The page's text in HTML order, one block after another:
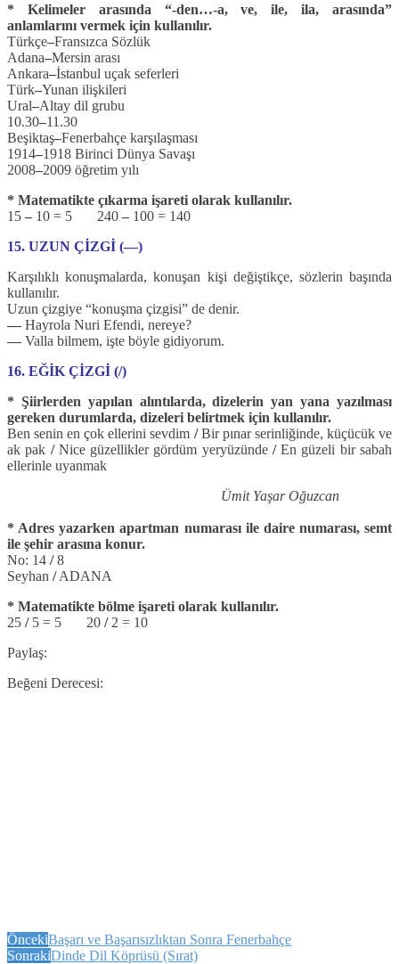
* Kelimeler arasında “-den…-a, ve, ile, ila, arasında”
anlamlarını vermek için kullanılır.
Türkçe–Fransızca Sözlük
Adana–Mersin arası
Ankara–İstanbul uçak seferleri
Türk–Yunan ilişkileri
Ural–Altay dil grubu
10.30–11.30
Beşiktaş–Fenerbahçe karşılaşması
1914–1918 Birinci Dünya Savaşı
2008–2009 öğretim yılı
* Matematikte çıkarma işareti olarak kullanılır.
15 – 10 = 5 240 – 100 = 140
15. UZUN ÇİZGİ (―)
Karşılıklı konuşmalarda, konuşan kişi değiştikçe, sözlerin başında
kullanılır.
Uzun çizgiye “konuşma çizgisi” de denir.
― Hayrola Nuri Efendi, nereye?
― Valla bilmem, işte böyle gidiyorum.
16. EĞİK ÇİZGİ (/)
* Şiirlerden yapılan alıntılarda, dizelerin yan yana yazılması
gereken durumlarda, dizeleri belirtmek için kullanılır.
Ben senin en çok ellerini sevdim /Bir pınar serinliğinde, küçücük ve
ak pak /Nice güzellikler gördüm yeryüzünde /En güzeli bir sabah
ellerinle uyanmak
Ümit Yaşar Oğuzcan
* Adres yazarken apartman numarası ile daire numarası, semt
ile şehir arasına konur.
No: 14 /8
Seyhan /ADANA
* Matematikte bölme işareti olarak kullanılır.
25 /5 = 5 20 /2 = 10
Paylaş:
Beğeni Derecesi:
ÖncekiBaşarı ve Başarısızlıktan Sonra Fenerbahçe
SonrakiDinde Dil Köprüsü (Sırat)